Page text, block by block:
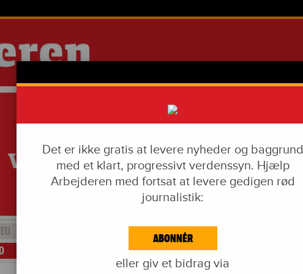
LIVSSTIL
IDÉKAMP KULTUR BLOGS
Det er ikke gratis at levere nyheder og baggrund
med et klart, progressivt verdenssyn. Hjælp
Arbejderen med fortsat at levere gedigen rød
journalistik:
ABONNÉR
eller giv et bidrag via